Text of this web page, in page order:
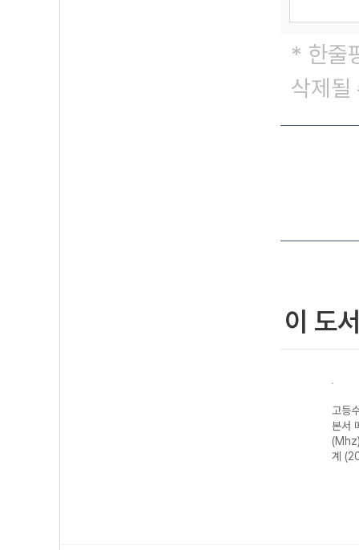
* 한줄
삭제될
이 도
고등
본서
계